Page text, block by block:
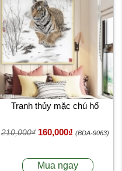
Tranh thủy mặc chú hổ
210,000₫ 160,000₫ (BDA-9063)
Mua ngay